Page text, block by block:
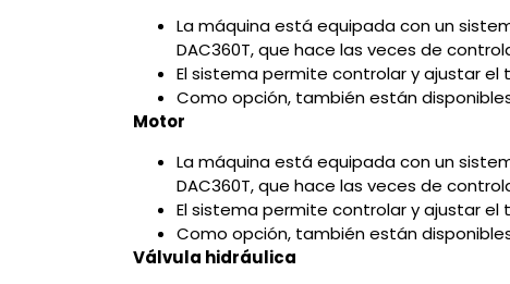
La máquina está equipada con un
DAC360T, que hace las veces de
El sistema permite controlar y ajustar el
Como opción, también están
Motor
La máquina está equipada con un
DAC360T, que hace las veces de
El sistema permite controlar y ajustar el
Como opción, también están
Válvula hidráulica